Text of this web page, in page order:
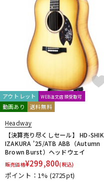
アウトレット WEB注文店頭受取可
動画あり 送料無料
Headway
【決算売り尽くしセール】 HD-SHIK
IZAKURA ’25/ATB ABB（Autumn
Brown Burst）ヘッドウェイ
販売価格¥299,800(税込)
ポイント：1% (2725pt)